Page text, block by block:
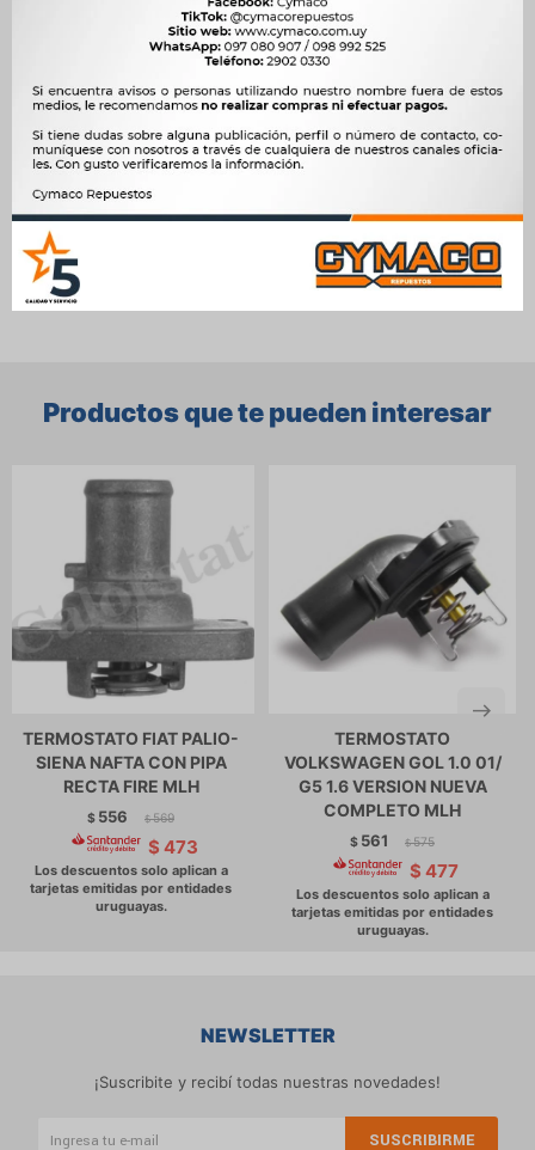
1.0 12V BYD371QA NAFTA, 1.0 12V JL3G10A NAFTA, 1.3 16V K3V-E
NAFTA, 1.3 i 16V HCE NAFTA, 1.5 VVT-i 3SZ-VE NAFTA
OEM 90916-03122, TH6876.80, 5010-DA107
 
Ver mas productos de la marca Mlh
Productos que te pueden interesar
TERMOSTATO FIAT PALIO-
SIENA NAFTA CON PIPA
RECTA FIRE MLH
$ 556 $ 569
$ 473
TERMOSTATO
VOLKSWAGEN GOL 1.0 01/
G5 1.6 VERSION NUEVA
COMPLETO MLH
$ 561 $ 575
$ 477
NEWSLETTER
¡Suscribite y recibí todas nuestras novedades!
SUSCRIBIRME